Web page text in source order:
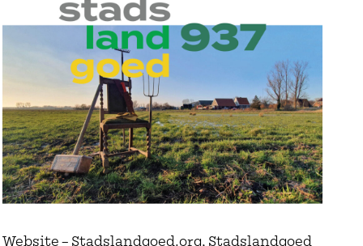
Website – Stadslandgoed.org, Stadslandgoed